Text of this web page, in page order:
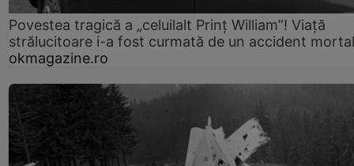
Povestea tragică a „celuilalt Prinț William”! Viață
strălucitoare i-a fost curmată de un accident mortal
okmagazine.ro